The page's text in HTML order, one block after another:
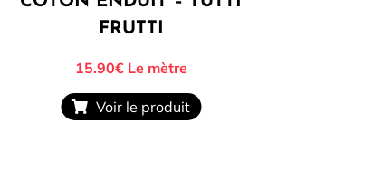
FRUTTI
15.90€Le mètre
Voir le produit